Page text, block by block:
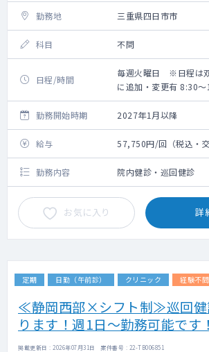
勤務地 三重県四日市市
科目 不問
日程/時間
毎週火曜日 ※日程は
に追加・変更有 8:30
り変動有
勤務開始時期
2027年1月以降
給与 57,750円/回（税込・交
勤務内容 院内健診・巡回健診
お気に入り 詳
定期 日勤（午前診） クリニック 経験不問
≪静岡西部×シフト制≫巡回健
ります！週1日～勤務可能です！
掲載更新日 : 2026年07月31日 案件番号 : 22-TB006851